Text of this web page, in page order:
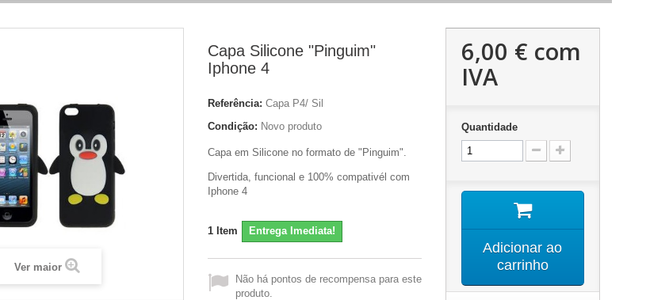
Ver maior
Capa Silicone "Pinguim"
Iphone 4
Referência: Capa P4/ Sil
Condição: Novo produto
Capa em Silicone no formato de "Pinguim".
Divertida, funcional e 100% compativél com
Iphone 4
1 Item Entrega Imediata!
Não há pontos de recompensa para este
produto.
6,00 € com
IVA
Quantidade
Adicionar ao
carrinho